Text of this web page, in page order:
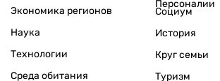
Экономика регионов
Персоналии
Наука
Технологии
Среда обитания
Социум
История
Круг семьи
Туризм